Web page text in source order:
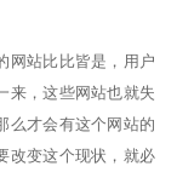
网站比比皆是，用户
来，这些网站也就失
么才会有这个网站的
改变这个现状，就必